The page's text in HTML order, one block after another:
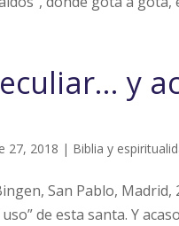
y
27, 2018 | Biblia y
San Pablo,
de esta santa. Y